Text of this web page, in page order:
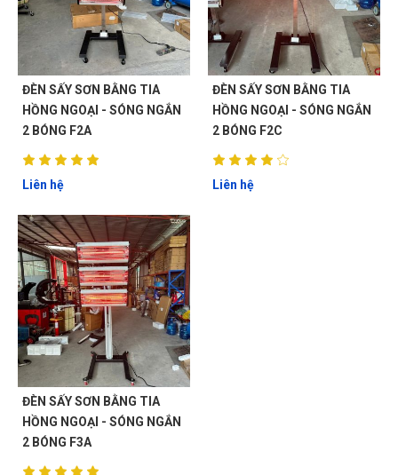
ĐÈN SẤY SƠN BẰNG TIA
HỒNG NGOẠI - SÓNG NGẮN
2 BÓNG F2A
Liên hệ
ĐÈN SẤY SƠN BẰNG TIA
HỒNG NGOẠI - SÓNG NGẮN
2 BÓNG F2C
Liên hệ
ĐÈN SẤY SƠN BẰNG TIA
HỒNG NGOẠI - SÓNG NGẮN
2 BÓNG F3A